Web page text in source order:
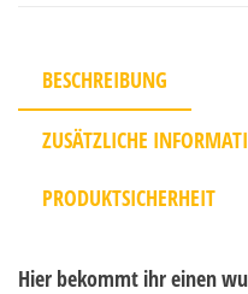
BESCHREIBUNG
ZUSÄTZLICHE
PRODUKTSICHERHEIT
Hier bekommt ihr einen